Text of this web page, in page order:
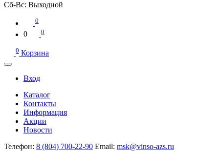
Сб-Вс: Выходной
0
0 0
0 Корзина
Вход
Каталог
Контакты
Информация
Акции
Новости
Телефон: 8 (804) 700-22-90 Email: msk@vinso-azs.ru